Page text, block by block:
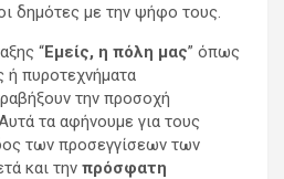
δημότες με την ψήφο τους.
“Εμείς, η πόλη μας” όπως
ή πυροτεχνήματα
την προσοχή
τα αφήνουμε για τους
των προσεγγίσεων των
και την πρόσφατη